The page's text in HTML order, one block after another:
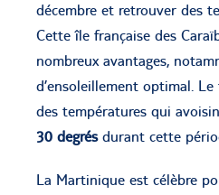
décembre et retrouver des
Cette île française des
nombreux avantages,
d’ensoleillement optimal.
des températures qui
30 degrésdurant cette
La Martinique est célèbre